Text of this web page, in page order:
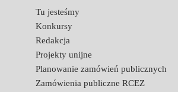
Tu jesteśmy
Konkursy
Redakcja
Projekty unijne
Planowanie zamówień publicznych
Zamówienia publiczne RCEZ